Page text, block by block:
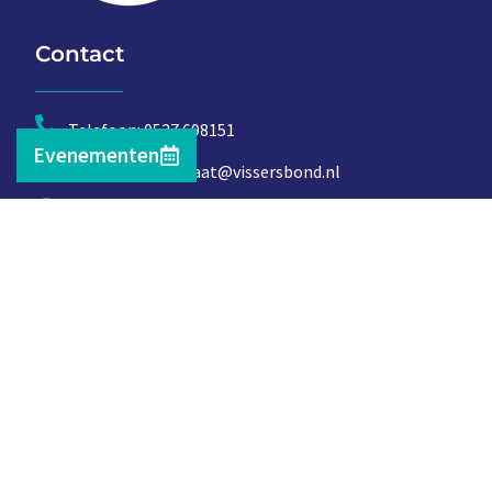
Contact
Telefoon: 0527 698151
E-mail: secretariaat@vissersbond.nl
Evenementen